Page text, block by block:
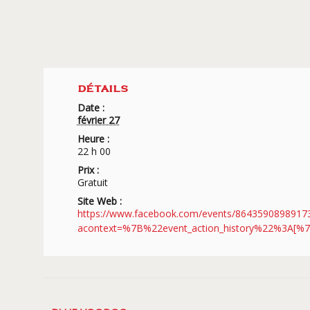
DÉTAILS
Date :
février 27
Heure :
22 h 00
Prix :
Gratuit
Site Web :
https://www.facebook.com/events/